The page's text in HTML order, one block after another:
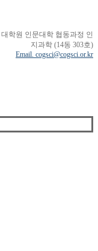
학원 인문대학 협동과정 인
지과학 (14동 303호)
Email. cogsci@cogsci.or.kr